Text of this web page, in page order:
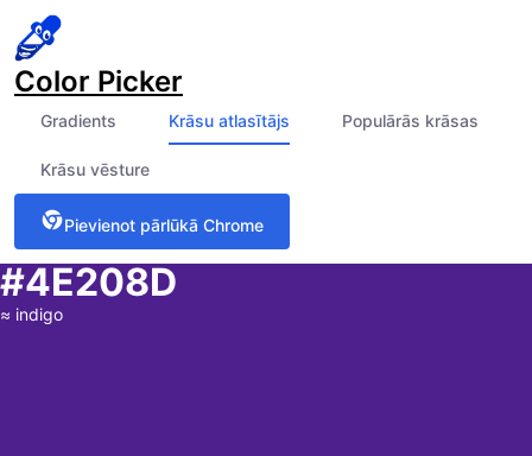
Color Picker
Gradients Krāsu atlasītājs Populārās krāsas
Krāsu vēsture
Pievienot pārlūkā Chrome
#4E208D
≈ indigo